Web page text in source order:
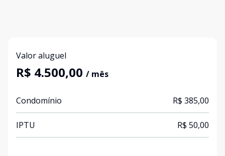
Valor aluguel
R$ 4.500,00 / mês
Condomínio R$ 385,00
IPTU R$ 50,00